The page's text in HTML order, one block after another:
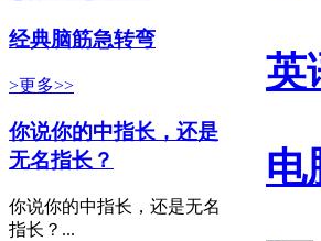
英
电
经典脑筋急转弯
>更多>>
你说你的中指长，还是
无名指长？
你说你的中指长，还是无名
指长？...